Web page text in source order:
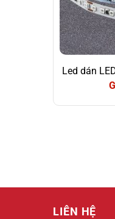
Led dán
LIÊN HỆ